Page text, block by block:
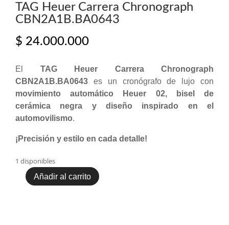
TAG Heuer Carrera Chronograph
CBN2A1B.BA0643
$ 24.000.000
El TAG Heuer Carrera Chronograph
CBN2A1B.BA0643 es un cronógrafo de lujo con
movimiento automático Heuer 02, bisel de
cerámica negra y diseño inspirado en el
automovilismo.
¡Precisión y estilo en cada detalle!
1 disponibles
TAG
Añadir al carrito